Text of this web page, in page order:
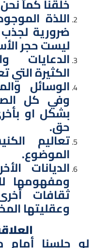
خلقنا كما
اللذة
ضرورية لجذب
ليست حجر
الدعايات
الكثيرة التي
الوسائل
وفي كل
بشكل او
حق.
تعاليم
الموضوع.
الديانات
ومفهومها
ثقافات
وعقليتها
لو جلسنا